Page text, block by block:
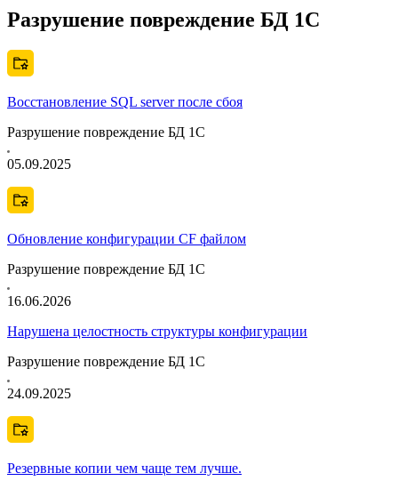
Разрушение повреждение БД 1С
Восстановление SQL server после сбоя
Разрушение повреждение БД 1С
05.09.2025
Обновление конфигурации CF файлом
Разрушение повреждение БД 1С
16.06.2026
Нарушена целостность структуры конфигурации
Разрушение повреждение БД 1С
24.09.2025
Резервные копии чем чаще тем лучше.